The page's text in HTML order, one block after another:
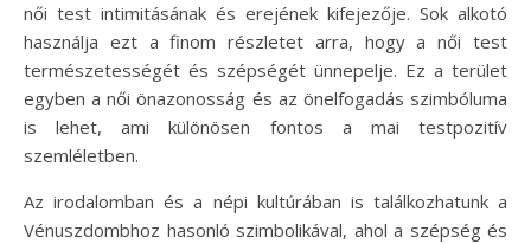
női test intimitásának és erejének kifejezője. Sok alkotó
használja ezt a finom részletet arra, hogy a női test
természetességét és szépségét ünnepelje. Ez a terület
egyben a női önazonosság és az önelfogadás szimbóluma
is lehet, ami különösen fontos a mai testpozitív
szemléletben.
Az irodalomban és a népi kultúrában is találkozhatunk a
Vénuszdombhoz hasonló szimbolikával, ahol a szépség és